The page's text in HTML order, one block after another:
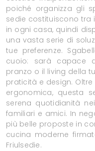
poiché organizza gli
sedie costituiscono tra
in ogni casa, quindi
una vasta serie di
tue preferenze.
cuoio: sarà capace
pranzo o il living della
praticità e design.
ergonomica, questa
serena quotidianità
familiari e amici. In
più belle proposte in
cucina moderne
Friulsedie.